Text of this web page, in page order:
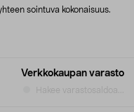
Verkkokaupan varasto
Hakee varastosaldoa...
sointuva kokonaisuus.